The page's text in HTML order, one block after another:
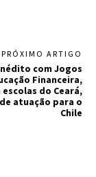
PRÓXIMO ARTIGO
com Jogos
Financeira,
do Ceará,
atuação para o
Chile